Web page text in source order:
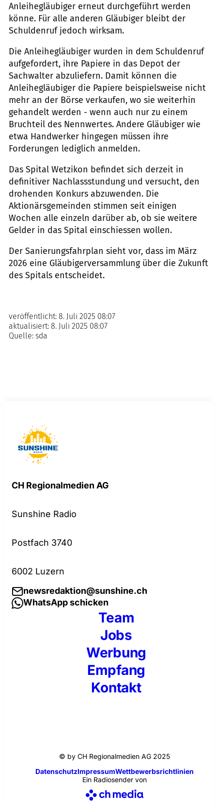
Anleihegläubiger erneut durchgeführt werden
könne. Für alle anderen Gläubiger bleibt der
Schuldenruf jedoch wirksam.
Die Anleihegläubiger wurden in dem Schuldenruf
aufgefordert, ihre Papiere in das Depot der
Sachwalter abzuliefern. Damit können die
Anleihegläubiger die Papiere beispielsweise nicht
mehr an der Börse verkaufen, wo sie weiterhin
gehandelt werden - wenn auch nur zu einem
Bruchteil des Nennwertes. Andere Gläubiger wie
etwa Handwerker hingegen müssen ihre
Forderungen lediglich anmelden.
Das Spital Wetzikon befindet sich derzeit in
definitiver Nachlassstundung und versucht, den
drohenden Konkurs abzuwenden. Die
Aktionärsgemeinden stimmen seit einigen
Wochen alle einzeln darüber ab, ob sie weitere
Gelder in das Spital einschiessen wollen.
Der Sanierungsfahrplan sieht vor, dass im März
2026 eine Gläubigerversammlung über die Zukunft
des Spitals entscheidet.
Quelle: sda
veröffentlicht: 8. Juli 2025 08:07
aktualisiert: 8. Juli 2025 08:07
CH Regionalmedien AG
Sunshine Radio
Postfach 3740
6002 Luzern
newsredaktion@sunshine.ch
WhatsApp schicken
Team
Jobs
Werbung
Empfang
Kontakt
© by CH Regionalmedien AG 2025
DatenschutzImpressumWettbewerbsrichtlinien
Ein Radiosender von